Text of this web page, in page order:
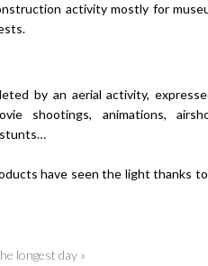
activity mostly for
by an aerial activity,
shootings, animations,
stunts…
have seen the light thanks
longest day »